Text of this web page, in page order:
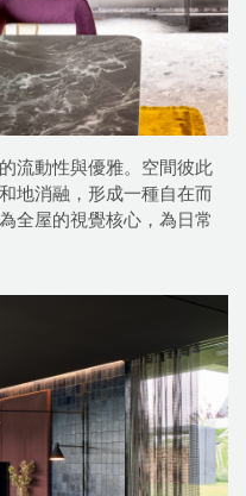
流動性與優雅。空間彼此
地消融，形成一種自在而
全屋的視覺核心，為日常